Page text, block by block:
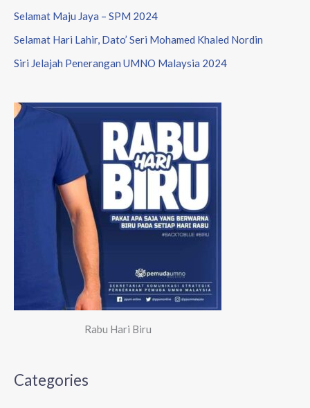
Selamat Maju Jaya – SPM 2024
Selamat Hari Lahir, Dato’ Seri Mohamed Khaled Nordin
Siri Jelajah Penerangan UMNO Malaysia 2024
Rabu Hari Biru
Categories